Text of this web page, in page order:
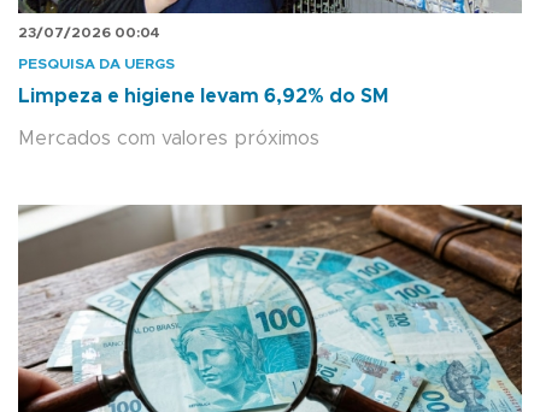
23/07/2026 00:04
PESQUISA DA UERGS
Limpeza e higiene levam 6,92% do SM
Mercados com valores próximos